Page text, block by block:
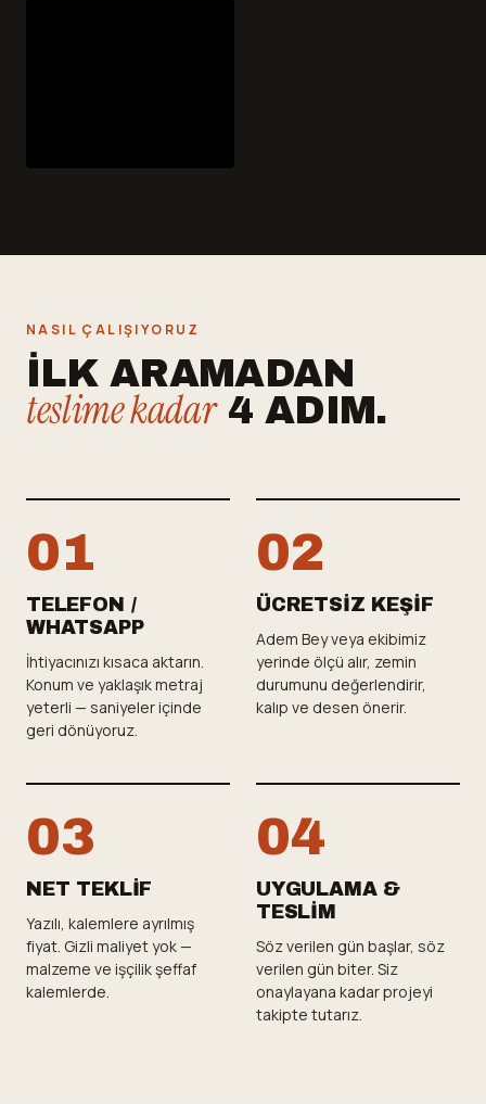
NASIL ÇALIŞIYORUZ
İLK ARAMADAN
teslime kadar4 ADIM.
TELEFON /
WHATSAPP
İhtiyacınızı kısaca aktarın.
Konum ve yaklaşık metraj
yeterli — saniyeler içinde
geri dönüyoruz.
ÜCRETSIZ KEŞIF
Adem Bey veya ekibimiz
yerinde ölçü alır, zemin
durumunu değerlendirir,
kalıp ve desen önerir.
NET TEKLIF
Yazılı, kalemlere ayrılmış
fiyat. Gizli maliyet yok —
malzeme ve işçilik şeffaf
kalemlerde.
UYGULAMA &
TESLIM
Söz verilen gün başlar, söz
verilen gün biter. Siz
onaylayana kadar projeyi
takipte tutarız.